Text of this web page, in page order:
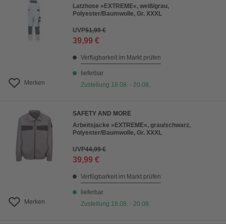
Merken
Latzhose »EXTREME«, weiß/grau,
Polyester/Baumwolle, Gr. XXXL
UVP51,99 €
39,99 €
Verfügbarkeit im Markt prüfen
lieferbar
Zustellung 18.08. - 20.08.
Merken
SAFETY AND MORE
Arbeitsjacke »EXTREME«, grau/schwarz,
Polyester/Baumwolle, Gr. XXXL
UVP44,99 €
39,99 €
Verfügbarkeit im Markt prüfen
lieferbar
Zustellung 18.08. - 20.08.